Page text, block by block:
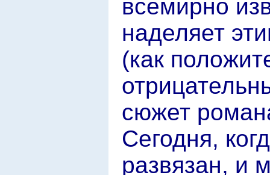
всемирно
наделяет
(как
сюжет
Сегодня,
развязан, и